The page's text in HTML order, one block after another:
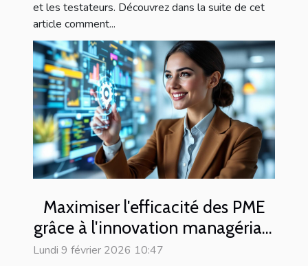
et les testateurs. Découvrez dans la suite de cet
article comment...
Maximiser l'efficacité des PME
grâce à l'innovation managériale
en 2026
Lundi 9 février 2026 10:47